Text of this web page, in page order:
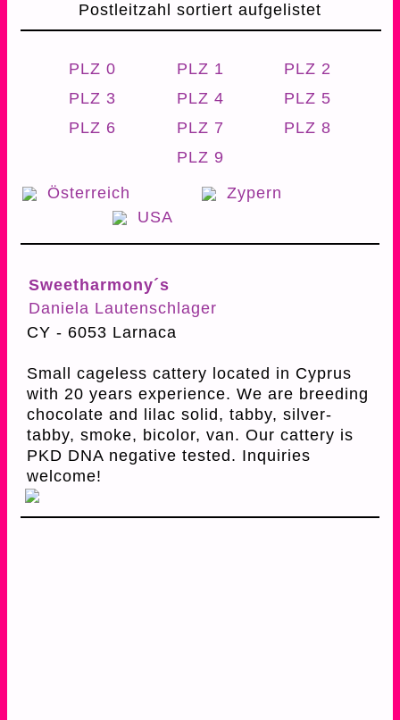
Postleitzahl sortiert aufgelistet
PLZ 0 PLZ 1
PLZ 2
PLZ 3
PLZ 4
PLZ 5
PLZ 6
PLZ 7
PLZ 8
PLZ 9
Österreich
Zypern
USA
Sweetharmony´s
Daniela Lautenschlager
CY - 6053 Larnaca
Small cageless cattery located in Cyprus
with 20 years experience. We are breeding
chocolate and lilac solid, tabby, silver-
tabby, smoke, bicolor, van. Our cattery is
PKD DNA negative tested. Inquiries
welcome!